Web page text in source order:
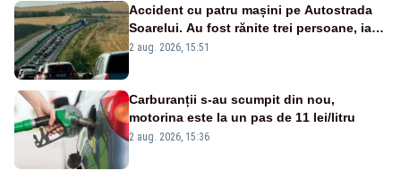
Accident cu patru mașini pe Autostrada
Soarelui. Au fost rănite trei persoane, iar
traficul se desfășoară cu dificultate
2 aug. 2026, 15:51
Carburanții s-au scumpit din nou,
motorina este la un pas de 11 lei/litru
2 aug. 2026, 15:36